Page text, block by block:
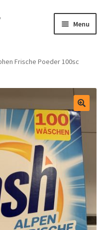
Menu
Frische Poeder 100sc